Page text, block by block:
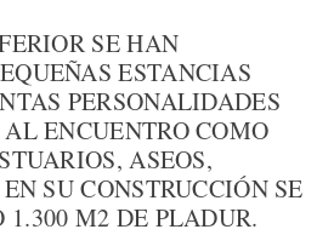
SE HAN
ESTANCIAS
PERSONALIDADES
ENCUENTRO COMO
ASEOS,
SU CONSTRUCCIÓN SE
M2 DE PLADUR.